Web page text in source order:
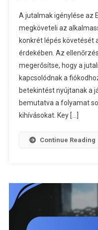
A jutalmak igénylése az
megköveteli az
konkrét lépés követését
érdekében. Az
megerősítse, hogy a
kapcsolódnak a
betekintést nyújtanak a
bemutatva a folyamat
kihívásokat. Key […]
Continue Reading